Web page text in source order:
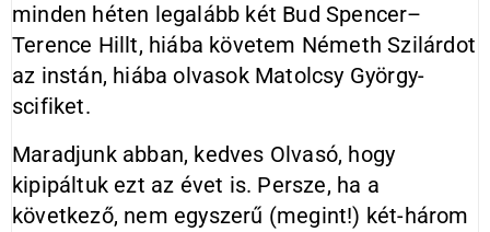
minden héten legalább két Bud Spencer–
Terence Hillt, hiába követem Németh Szilárdot
az instán, hiába olvasok Matolcsy György-
scifiket.
Maradjunk abban, kedves Olvasó, hogy
kipipáltuk ezt az évet is. Persze, ha a
következő, nem egyszerű (megint!) két-három